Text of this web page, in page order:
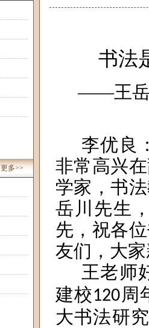
更多>>
书法
——王岳
李优良
非常高兴
学家，书
岳川先生
先，祝各
友们，大
王老师
建校120周
大书法研